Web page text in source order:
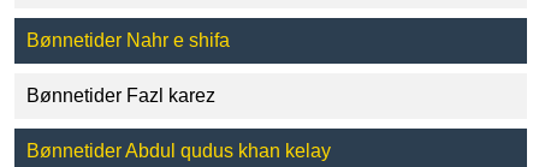
Bønnetider Nahr e shifa
Bønnetider Fazl karez
Bønnetider Abdul qudus khan kelay